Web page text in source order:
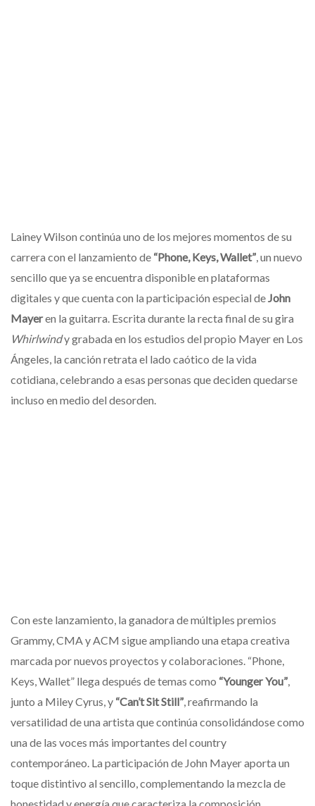
Lainey Wilson continúa uno de los mejores momentos de su
carrera con el lanzamiento de “Phone, Keys, Wallet”, un nuevo
sencillo que ya se encuentra disponible en plataformas
digitales y que cuenta con la participación especial deJohn
Mayeren la guitarra. Escrita durante la recta final de su gira
Whirlwindy grabada en los estudios del propio Mayer en Los
Ángeles, la canción retrata el lado caótico de la vida
cotidiana, celebrando a esas personas que deciden quedarse
incluso en medio del desorden.
Con este lanzamiento, la ganadora de múltiples premios
Grammy, CMA y ACM sigue ampliando una etapa creativa
marcada por nuevos proyectos y colaboraciones. “Phone,
Keys, Wallet” llega después de temas como “Younger You”
junto a Miley Cyrus, y “Can’t Sit Still” , reafirmando la
versatilidad de una artista que continúa consolidándose como
una de las voces más importantes del country
contemporáneo. La participación de John Mayer aporta un
toque distintivo al sencillo, complementando la mezcla de
honestidad y energía que caracteriza la composición.